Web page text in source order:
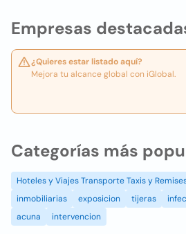
Empresas
¿Quieres estar listado aquí?
Mejora tu alcance global con iGlobal.
Categorías más
Hoteles y Viajes Transporte Taxis y
inmobiliarias
exposicion tijeras
acuna
intervencion